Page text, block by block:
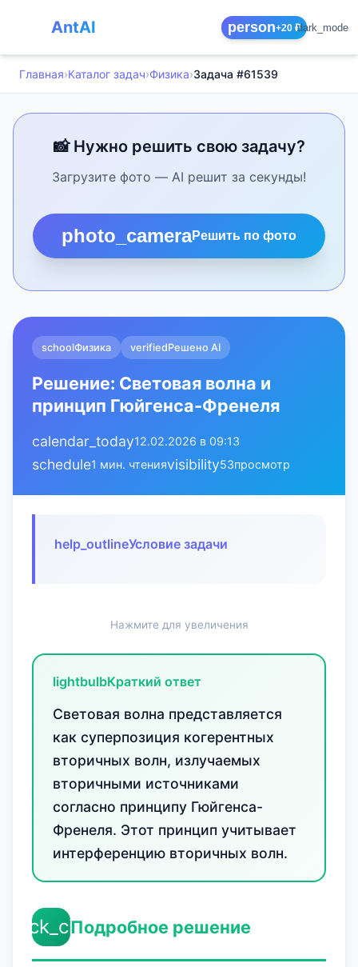
AntAI person+20 ₽dark_mode
Главная›Каталог задач›Физика›Задача #61539
📸 Нужно решить свою задачу?
Загрузите фото — AI решит за секунды!
photo_cameraРешить по фото
schoolФизика verifiedРешено AI
Решение: Световая волна и
принцип Гюйгенса-Френеля
calendar_today12.02.2026 в 09:13
schedule1 мин. чтенияvisibility53просмотр
help_outlineУсловие задачи
Нажмите для увеличения
lightbulbКраткий ответ
Световая волна представляется
как суперпозиция когерентных
вторичных волн, излучаемых
вторичными источниками
согласно принципу Гюйгенса-
Френеля. Этот принцип учитывает
интерференцию вторичных волн.
Подробное решение